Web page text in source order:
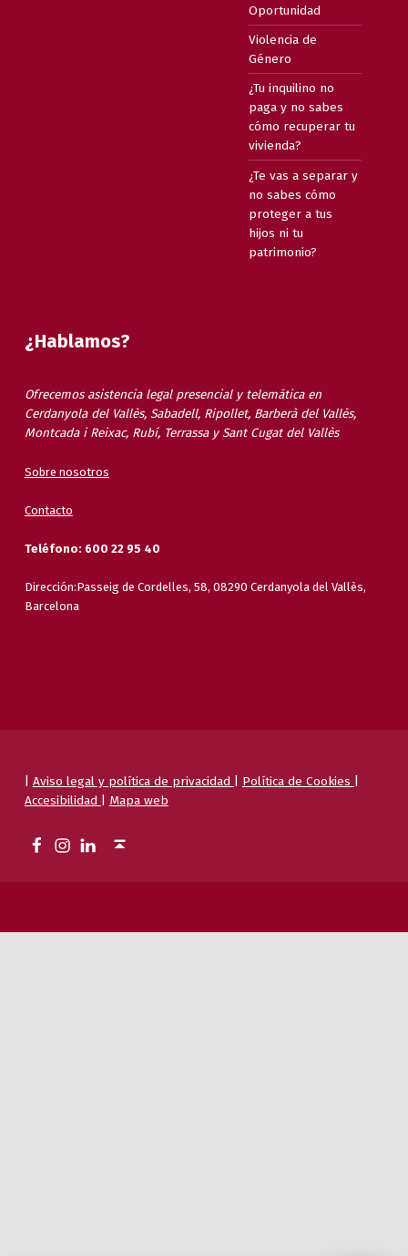
Oportunidad
Violencia de
Género
¿Tu inquilino no
paga y no sabes
cómo recuperar tu
vivienda?
¿Te vas a separar y
no sabes cómo
proteger a tus
hijos ni tu
patrimonio?
¿Hablamos?
Ofrecemos asistencia legal presencial y telemática en
Cerdanyola del Vallès, Sabadell, Ripollet, Barberà del Vallès,
Montcada i Reixac, Rubí, Terrassa y Sant Cugat del Vallès
Sobre nosotros
Contacto
Teléfono: 600 22 95 40
Dirección:Passeig de Cordelles, 58, 08290 Cerdanyola del Vallès,
Barcelona
Aviso legal y política de privacidad Política de Cookies
Accesibilidad
Mapa web